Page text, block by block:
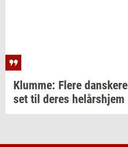
Klum­me: Flere dan­ske­re
set til deres helårs­hjem